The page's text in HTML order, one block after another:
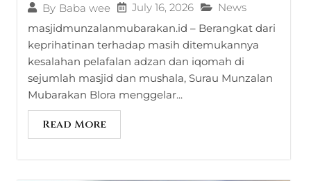
By Baba wee July 16, 2026
News
masjidmunzalanmubarakan.id – Berangkat dari
keprihatinan terhadap masih ditemukannya
kesalahan pelafalan adzan dan iqomah di
sejumlah masjid dan mushala, Surau Munzalan
Mubarakan Blora menggelar...
Read More